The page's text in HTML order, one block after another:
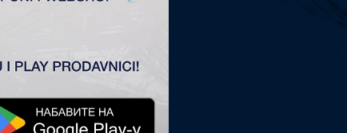
TSC Arena
24300 Bačka Topola